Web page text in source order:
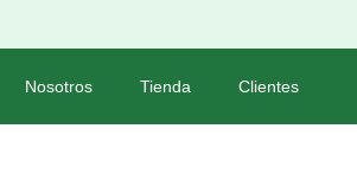
Nosotros Tienda Clientes